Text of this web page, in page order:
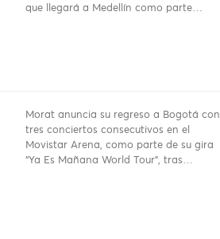
que llegará a Medellín como parte…
Morat anuncia su regreso a Bogotá con
tres conciertos consecutivos en el
Movistar Arena, como parte de su gira
“Ya Es Mañana World Tour”, tras…